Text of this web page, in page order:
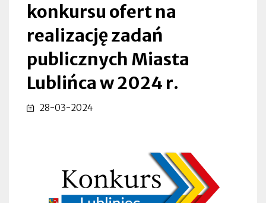
2024
Lubliniec
konkursu ofert na
realizację zadań
publicznych Miasta
Lublińca w 2024 r.
28-03-2024